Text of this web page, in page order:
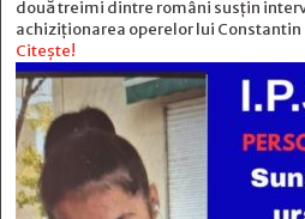
două treimi dintre români susțin
achiziționarea operelor lui
Citește!